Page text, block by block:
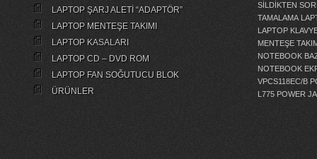
LAPTOP ŞARJ ALETİ “ADAPTÖR”
LAPTOP MENTEŞE TAKIMI
LAPTOP KASALARI
LAPTOP CD – DVD ROM
LAPTOP FAN SOĞUTUCU BLOK
ÜRÜNLER
SİLDİKTEN
TAMALAMA
LAPTOP
MENTEŞE
NOTEBOOK
NOTEBOOK
VPCS118EC/B
L775 POWER